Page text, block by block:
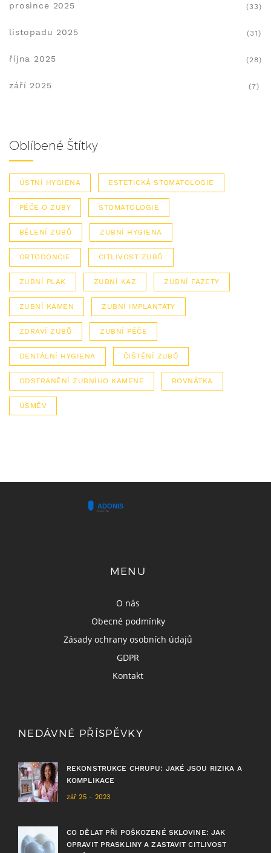
prosince 2025 (33)
listopadu 2025 (31)
října 2025 (28)
září 2025 (7)
Oblíbené Štítky
ÚSTNÍ HYGIENA ESTETICKÁ STOMATOLOGIE
PÉČE O ZUBY STOMATOLOGIE
BĚLENÍ ZUBŮ ZUBNÍ HYGIENA
ORTODONCIE CITLIVOST ZUBŮ
ZUBNÍ PLAK ZUBNÍ KAZ ZUBNÍ FAZETY
ZUBNÍ KÁMEN ZUBNÍ IMPLANTÁTY
ZDRAVÍ ZUBŮ ZUBNÍ PÉČE
DENTÁLNÍ HYGIENA ČIŠTĚNÍ ZUBŮ
ODSTRANĚNÍ ZUBNÍHO KAMENE ROVNÁTKA
ÚSMĚV
MENU
O nás
Obecné podmínky
Zásady ochrany osobních údajů
GDPR
Kontakt
NEDÁVNÉ PŘÍSPĚVKY
REKONSTRUKCE CHRUPU: JAKÉ JSOU RIZIKA A
KOMPLIKACE
zář 25 - 2023
CO DĚLAT PŘI POŠKOZENÉ SKLOVINE: JAK
OPRAVIT PRASKLINY A ZASTAVIT CITLIVOST